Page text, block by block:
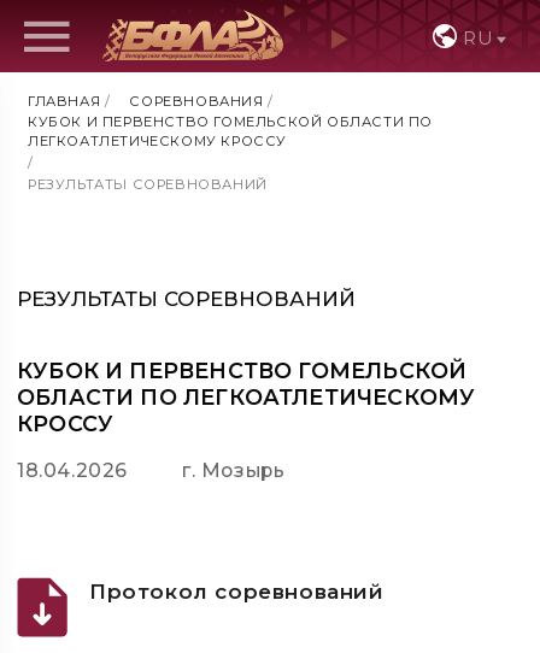
RU
ГЛАВНАЯ / СОРЕВНОВАНИЯ /
КУБОК И ПЕРВЕНСТВО ГОМЕЛЬСКОЙ ОБЛАСТИ ПО
ЛЕГКОАТЛЕТИЧЕСКОМУ КРОССУ
/
РЕЗУЛЬТАТЫ СОРЕВНОВАНИЙ
РЕЗУЛЬТАТЫ СОРЕВНОВАНИЙ
КУБОК И ПЕРВЕНСТВО ГОМЕЛЬСКОЙ
ОБЛАСТИ ПО ЛЕГКОАТЛЕТИЧЕСКОМУ
КРОССУ
18.04.2026 г. Мозырь
Протокол соревнований